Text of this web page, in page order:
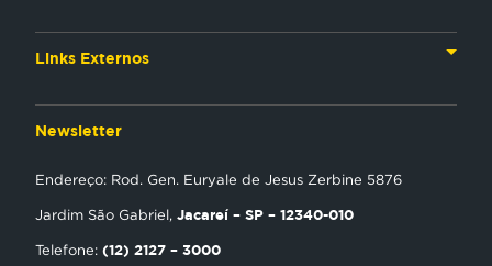
Links Externos
Newsletter
Endereço: Rod. Gen. Euryale de Jesus Zerbine 5876
Jardim São Gabriel, Jacareí – SP – 12340-010
Telefone: (12) 2127 – 3000